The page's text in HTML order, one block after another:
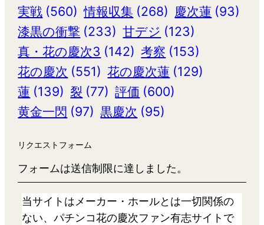
実戦 (560) 情報収集 (268) 慶次蓮 (93)
漆黒の衝撃 (233) 甘デジ (123)
真・花の慶次3 (142) 考察 (153)
花の慶次 (551) 花の慶次蓮 (129)
蓮 (139) 裂 (77) 評価 (600)
黄金一閃 (97) 黒慶次 (95)
リクエストフォーム
フォームは送信制限に達しました。
当サイトはメーカー・ホールとは一切関係の
ない、パチンコ花の慶次ファン有志サイトで